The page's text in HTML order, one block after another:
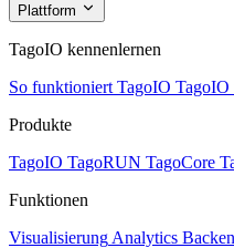
Plattform
TagoIO kennenlernen
So funktioniert TagoIO TagoIO
Produkte
TagoIO TagoRUN TagoCore
Funktionen
Visualisierung Analytics